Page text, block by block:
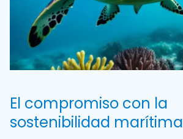
El compromiso con la
sostenibilidad marítima